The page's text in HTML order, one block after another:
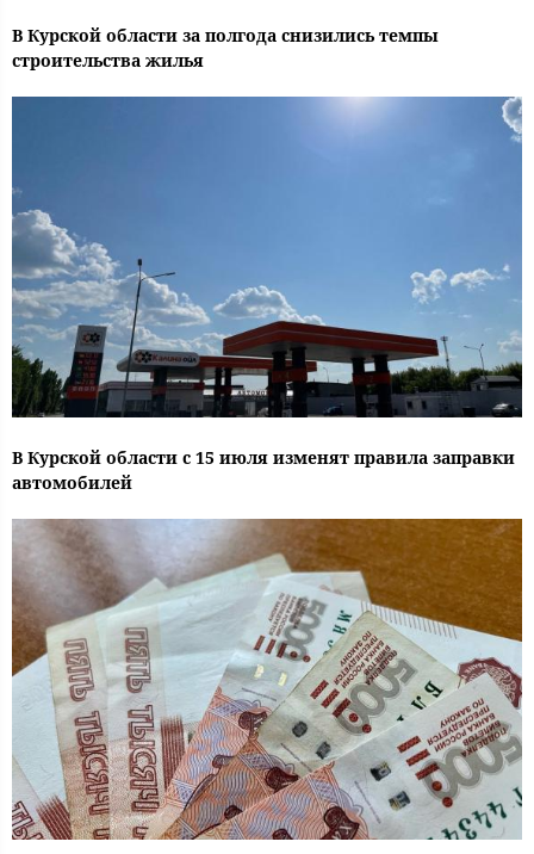
В Курской области за полгода снизились темпы
строительства жилья
В Курской области с 15 июля изменят правила заправки
автомобилей